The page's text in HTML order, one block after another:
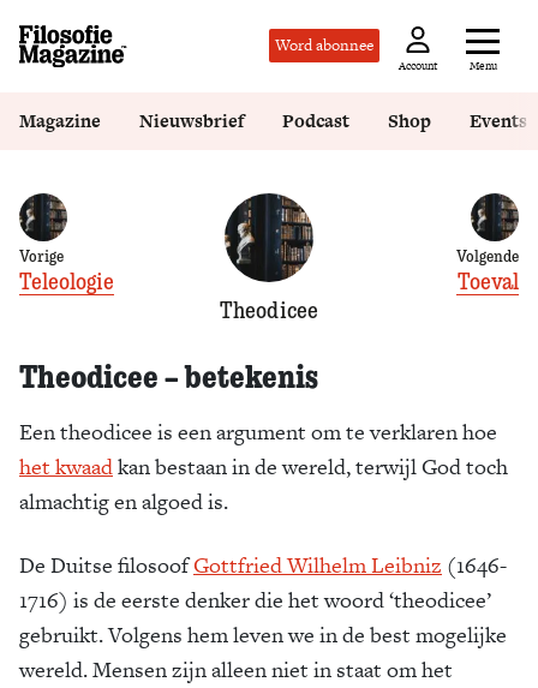
Word abonnee
Account Menu
Zoek
Magazine Nieuwsbrief Podcast Shop Events
Vorige
Teleologie
Theodicee
Volgende
Toeval
Theodicee – betekenis
Een theodicee is een argument om te verklaren hoe
het kwaadkan bestaan in de wereld, terwijl God toch
almachtig en algoed is.
De Duitse filosoofGottfried Wilhelm Leibniz (1646-
1716) is de eerste denker die het woord ‘theodicee’
gebruikt. Volgens hem leven we in de best mogelijke
wereld. Mensen zijn alleen niet in staat om het